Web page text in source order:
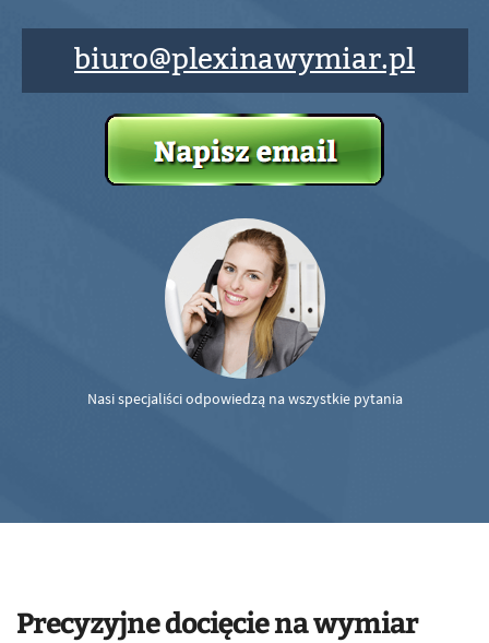
biuro@plexinawymiar.pl
Nasi specjaliści odpowiedzą na wszystkie pytania
Precyzyjne docięcie na wymiar